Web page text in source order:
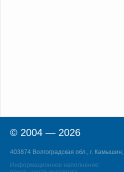
© 2004 — 2026
403874 Волгоградская обл., г.
Информационное наполнение: